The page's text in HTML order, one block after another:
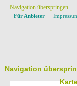
Navigation überspringen
Für Anbieter
Navigation